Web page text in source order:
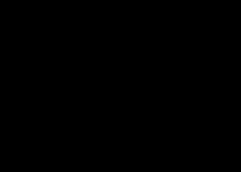
Werkschau
Sie schließt an
Filme von Peter Voigt
der Reihe